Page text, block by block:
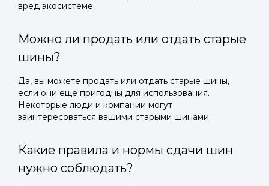
вред экосистеме.
Можно ли продать или отдать старые
шины?
Да, вы можете продать или отдать старые шины,
если они еще пригодны для использования.
Некоторые люди и компании могут
заинтересоваться вашими старыми шинами.
Какие правила и нормы сдачи шин
нужно соблюдать?